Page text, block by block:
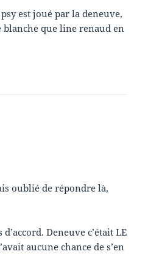
est joué par la deneuve,
blanche que line renaud en
oublié de répondre là,
Deneuve c’était LE
aucune chance de s’en